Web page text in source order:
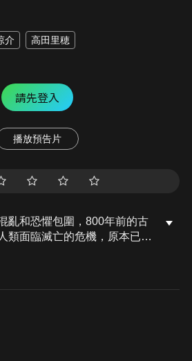
介 高田里穂
請先登入
播放預告片
亂和恐懼包圍，800年前的古
類面臨滅亡的危機，原本已經
比奈等人並肩作戰。火野映司